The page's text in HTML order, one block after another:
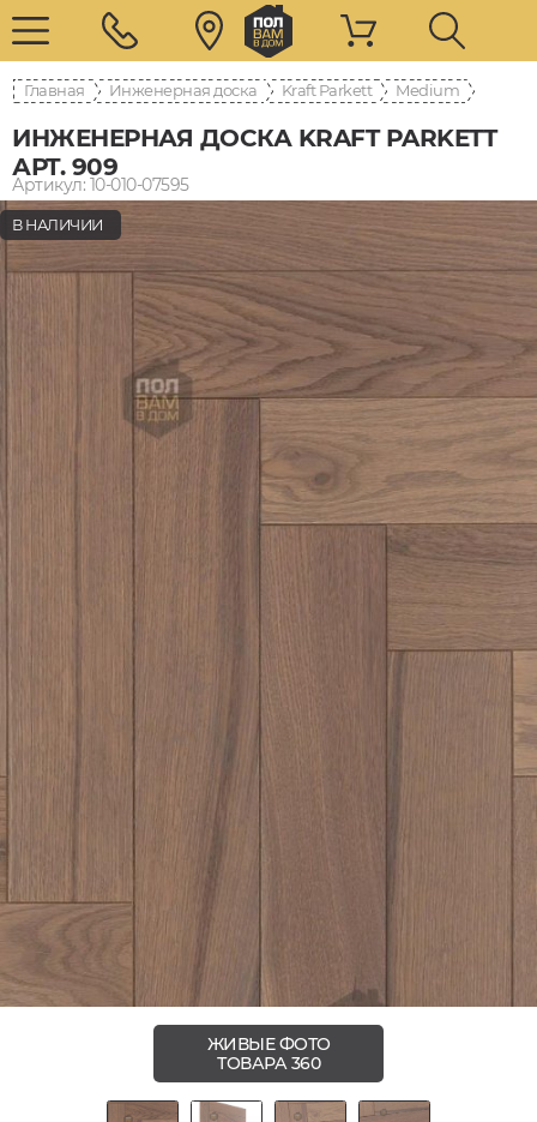
Главная Инженерная доска Kraft Parkett Medium
ИНЖЕНЕРНАЯ ДОСКА KRAFT PARKETT
АРТ. 909
Артикул: 10-010-07595
В НАЛИЧИИ
ЖИВЫЕ ФОТО
ТОВАРА 360